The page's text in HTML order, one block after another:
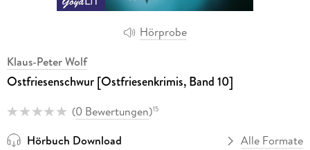
Hörprobe
Klaus-Peter Wolf
Ostfriesenschwur [Ostfriesenkrimis, Band 10]
(0 Bewertungen)15
Hörbuch Download Alle Formate